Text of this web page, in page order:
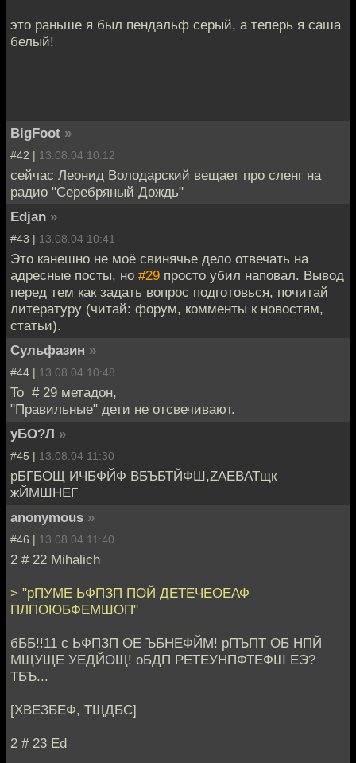
это раньше я был пендальф серый, а теперь я саша
белый!
BigFoot »
#42 | 13.08.04 10:12
сейчас Леонид Володарский вещает про сленг на
радио "Серебряный Дождь"
Edjan »
#43 | 13.08.04 10:41
Это канешно не моё свинячье дело отвечать на
адресные посты, но #29 просто убил наповал. Вывод
перед тем как задать вопрос подготовься, почитай
литературу (читай: форум, комменты к новостям,
статьи).
Сульфазин »
#44 | 13.08.04 10:48
To # 29 метадон,
"Правильные" дети не отсвечивают.
уБО?Л »
#45 | 13.08.04 11:30
рБГБОЩ ИЧБФЙФ ВБЪБТЙФШ,ZAEBATщк
жЙМШНЕГ
anonymous »
#46 | 13.08.04 11:40
2 # 22 Mihalich
> "рПУМЕ ЬФПЗП ПОЙ ДЕТЕЧЕОЕАФ
ПЛПОЮБФЕМШОП"
бББ!!11 с ЬФПЗП ОЕ ЪБНЕФЙМ! рПЪПТ ОБ НПЙ
МЩУЩЕ УЕДЙОЩ! оБДП РЕТЕУНПФТЕФШ ЕЭ?
ТБЪ...
[ХВЕЗБЕФ, ТЩДБС]
2 # 23 Ed